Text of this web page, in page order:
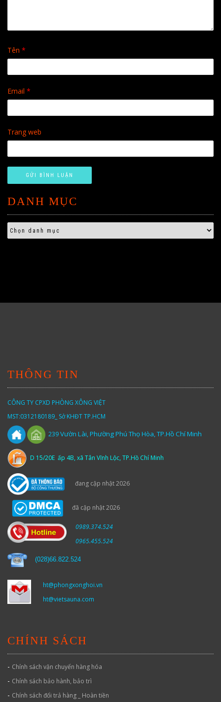
Tên *
Email *
Trang web
DANH MỤC
THÔNG TIN
CÔNG TY CPXD PHÒNG XÔNG VIỆT
MST:0312180189_ Sở KHĐT TP.HCM
239Vườn Lài,Phường Phú Thọ Hòa, TP.Hồ Chí Minh
D 15/20E ấp 4B, xã Tân Vĩnh Lộc, TP.Hồ Chí Minh
đang cập nhật 2026
đã cập nhật 2026
0989.374.524
0965.455.524
(028)66.822.524
ht@phongxonghoi.vn
ht@vietsauna.com
CHÍNH SÁCH
- Chính sách vận chuyển hàng hóa
- Chính sách bảo hành, bảo trì
- Chính sách đổi trả hàng _ Hoàn tiền